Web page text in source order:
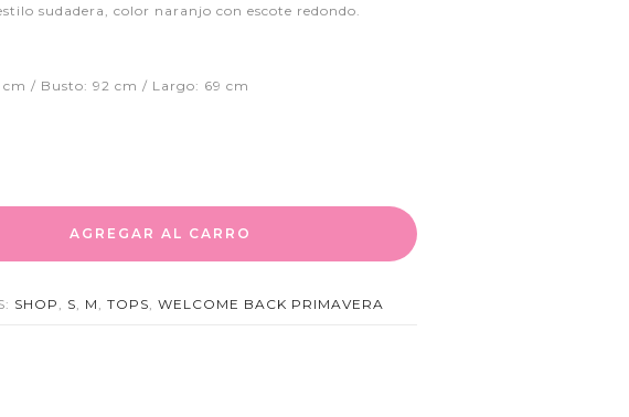
sudadera, color naranjo con escote redondo.
/ Busto: 92 cm / Largo: 69 cm
AGREGAR AL CARRO
SHOP S M TOPS WELCOME BACK PRIMAVERA